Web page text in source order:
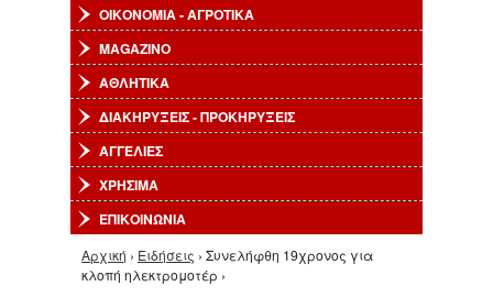
ΟΙΚΟΝΟΜΙΑ - ΑΓΡΟΤΙΚΑ
MAGAZINO
ΑΘΛΗΤΙΚΑ
ΔΙΑΚΗΡΥΞΕΙΣ - ΠΡΟΚΗΡΥΞΕΙΣ
ΑΓΓΕΛΙΕΣ
ΧΡΗΣΙΜΑ
ΕΠΙΚΟΙΝΩΝΙΑ
Είστε εδώ
Αρχική › Ειδήσεις › Συνελήφθη 19χρονος για
κλοπή ηλεκτρομοτέρ ›